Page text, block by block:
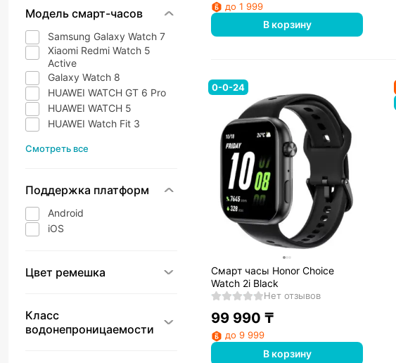
Модель смарт-часов
Samsung Galaxy Watch 7
Xiaomi Redmi Watch 5
Active
Galaxy Watch 8
HUAWEI WATCH GT 6 Pro
HUAWEI WATCH 5
HUAWEI Watch Fit 3
Смотреть все
Поддержка платформ
Android
iOS
Цвет ремешка
Класс
водонепроницаемости
до 1 999
В корзину
0-0-24
Смарт часы Honor Choice
Watch 2i Black
Нет отзывов
99 990 ₸
до 9 999
В корзину